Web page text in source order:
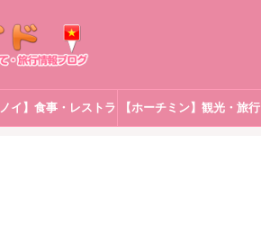
ノイ】食事・レストラ 【ホーチミン】観光・旅行